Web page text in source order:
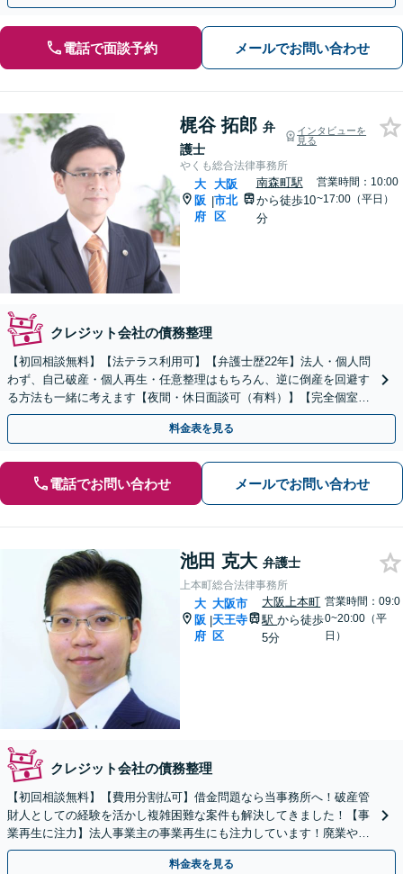
電話で面談予約 メールでお問い合わせ
梶谷 拓郎 弁
護士
インタビューを
見る
やくも総合法律事務所
大
阪
府
|
大阪
市北
区
南森町駅
から徒歩10
分
営業時間：10:00
~17:00（平日）
クレジット会社の債務整理
【初回相談無料】【法テラス利用可】【弁護士歴22年】法人・個人問
わず、自己破産・個人再生・任意整理はもちろん、逆に倒産を回避す
る方法も一緒に考えます【夜間・休日面談可（有料）】【完全個室】
【北浜駅徒歩10分】
料金表を見る
電話でお問い合わせ メールでお問い合わせ
池田 克大 弁護士
上本町総合法律事務所
大
阪
府
|
大阪市
天王寺
区
大阪上本町
駅から徒歩
5分
営業時間：09:0
0~20:00（平
日）
クレジット会社の債務整理
【初回相談無料】【費用分割払可】借金問題なら当事務所へ！破産管
財人としての経験を活かし複雑困難な案件も解決してきました！【事
業再生に注力】法人事業主の事業再生にも注力しています！廃業や破
産をお考えの際も最善の方法をご提案します。
料金表を見る